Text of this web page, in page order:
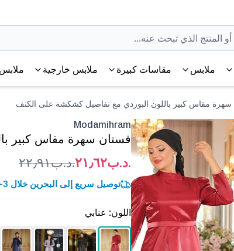
ملابس مقاسات كبيرة ملابس خارجية
Modamihram
فستان سهرة مقاس كبير
.د.ب٢١٫٦٢ .د.ب٢٢٫٩١
توصيل سريع إلى البحرين خلال 3-5 أيام عمل.
اللون: عنابي